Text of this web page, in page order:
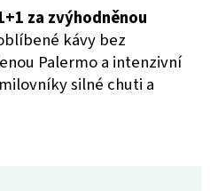
za zvýhodněnou
kávy bez
Palermo a intenzivní
silné chuti a